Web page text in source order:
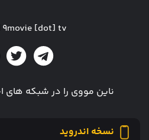
[dot] tv
ناین مووی را در شبکه های
نسخه اندروید